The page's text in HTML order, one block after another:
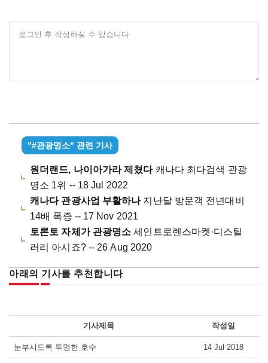
로그인 후 작성하실 수 있습니다
"#관광명소" 관련 기사
원더랜드, 나이아가라 제쳤다캐나다 최다검색 관광
명소 1위 -- 18 Jul 2022
캐나다 관광사업 부활하나 지난달 방문객 전년대비
14배 폭증 -- 17 Nov 2021
토론토 자체가 관광명소세인트로렌스마켓·디스틸
러리 아시죠? -- 26 Aug 2020
아래의 기사를 추천합니다
기사제목 작성일
눈부시도록 투명한 호수 14 Jul 2018